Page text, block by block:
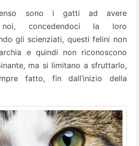
sono i gatti ad avere
noi, concedendoci la loro
gli scienziati, questi felini non
e quindi non riconoscono
ma si limitano a sfruttarlo,
fatto, fin dall’inizio della